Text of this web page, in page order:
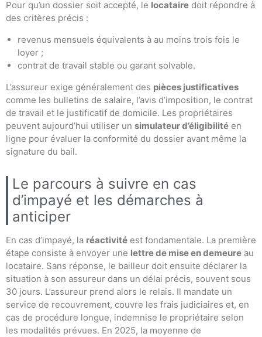
Pour qu’un dossier soit accepté, le locataire doit répondre à
des critères précis :
revenus mensuels équivalents à au moins trois fois le
loyer ;
contrat de travail stable ou garant solvable.
L’assureur exige généralement des pièces justificatives
comme les bulletins de salaire, l’avis d’imposition, le contrat
de travail et le justificatif de domicile. Les propriétaires
peuvent aujourd’hui utiliser un simulateur d’éligibilité en
ligne pour évaluer la conformité du dossier avant même la
signature du bail.
Le parcours à suivre en cas
d’impayé et les démarches à
anticiper
En cas d’impayé, la réactivité est fondamentale. La première
étape consiste à envoyer une lettre de mise en demeure au
locataire. Sans réponse, le bailleur doit ensuite déclarer la
situation à son assureur dans un délai précis, souvent sous
30 jours. L’assureur prend alors le relais. Il mandate un
service de recouvrement, couvre les frais judiciaires et, en
cas de procédure longue, indemnise le propriétaire selon
les modalités prévues. En 2025, la moyenne de